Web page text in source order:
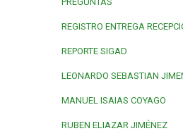
REGISTRO ENTREGA
REPORTE SIGAD
LEONARDO SEBASTIAN
MANUEL ISAIAS COYAGO
RUBEN ELIAZAR JIMÉNEZ